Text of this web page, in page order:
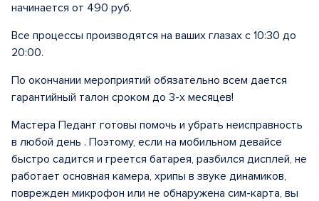
начинается от 490 руб.
Все процессы производятся на ваших глазах с 10:30 до
20:00.
По окончании мероприятий обязательно всем дается
гарантийный талон сроком до 3-х месяцев!
Мастера Педант готовы помочь и убрать неисправность
в любой день . Поэтому, если на мобильном девайсе
быстро садится и греется батарея, разбился дисплей, не
работает основная камера, хрипы в звуке динамиков,
поврежден микрофон или не обнаружена сим-карта, вы